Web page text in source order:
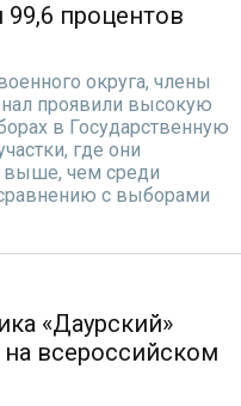
процентов
округа, члены
проявили высокую
в Государственную
где они
выше, чем среди
с выборами
«Даурский»
всероссийском